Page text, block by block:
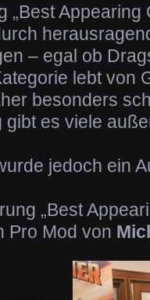
„Best Appearing
– egal ob
lebt von
besonders
gibt es viele
jedoch ein
„Best
Pro Mod von